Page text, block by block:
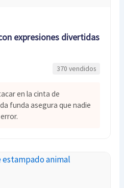
expresiones divertidas
370 vendidos
en la cinta de
funda asegura que nadie